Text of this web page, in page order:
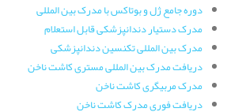
دوره جامع ژل و بوتاکس با مدرک بین المللی
مدرک دستیار دندانپزشکی قابل استعلام
مدرک بین المللی تکنسین دندانپزشکی
دریافت مدرک بین المللی مستری کاشت ناخن
مدرک مربیگری کاشت ناخن
دریافت فوری مدرک کاشت ناخن